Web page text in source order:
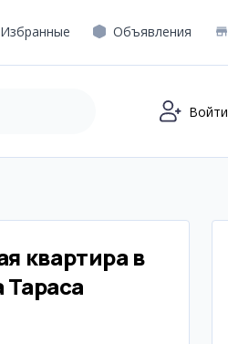
Избранные Объявления
Войти
квартира в